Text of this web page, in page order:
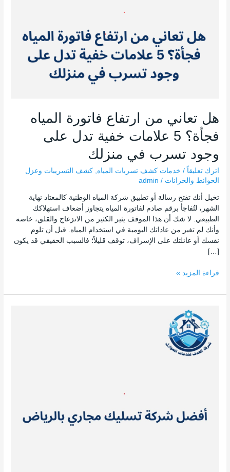
هل تعاني من ارتفاع فاتورة المياه
فجأة؟ 5 علامات خفية تدل على
وجود تسرب في منزلك
اترك تعليقاً / خدمات كشف تسربات المياه ,كشف التسريبات وعزل
الحوائط والخزانات /
admin
تخيل أنك تفتح رسالة أو تطبيق شركة المياه الوطنية كالمعتاد نهاية
الشهر، لتُفاجأ برقم صادم لفاتورة المياه يتجاوز أضعاف استهلاكك
الطبيعي. لا شك أن هذا الموقف يثير الكثير من الانزعاج والقلق، خاصة
وأنك لم تغير من عاداتك اليومية في استخدام المياه. قبل أن تلوم
نفسك أو عائلتك على الإسراف، توقف قليلاً؛ فالسبب الحقيقي قد يكون
[…]
قراءة المزيد »
شركة
تسليك
مجاري
بالرياض